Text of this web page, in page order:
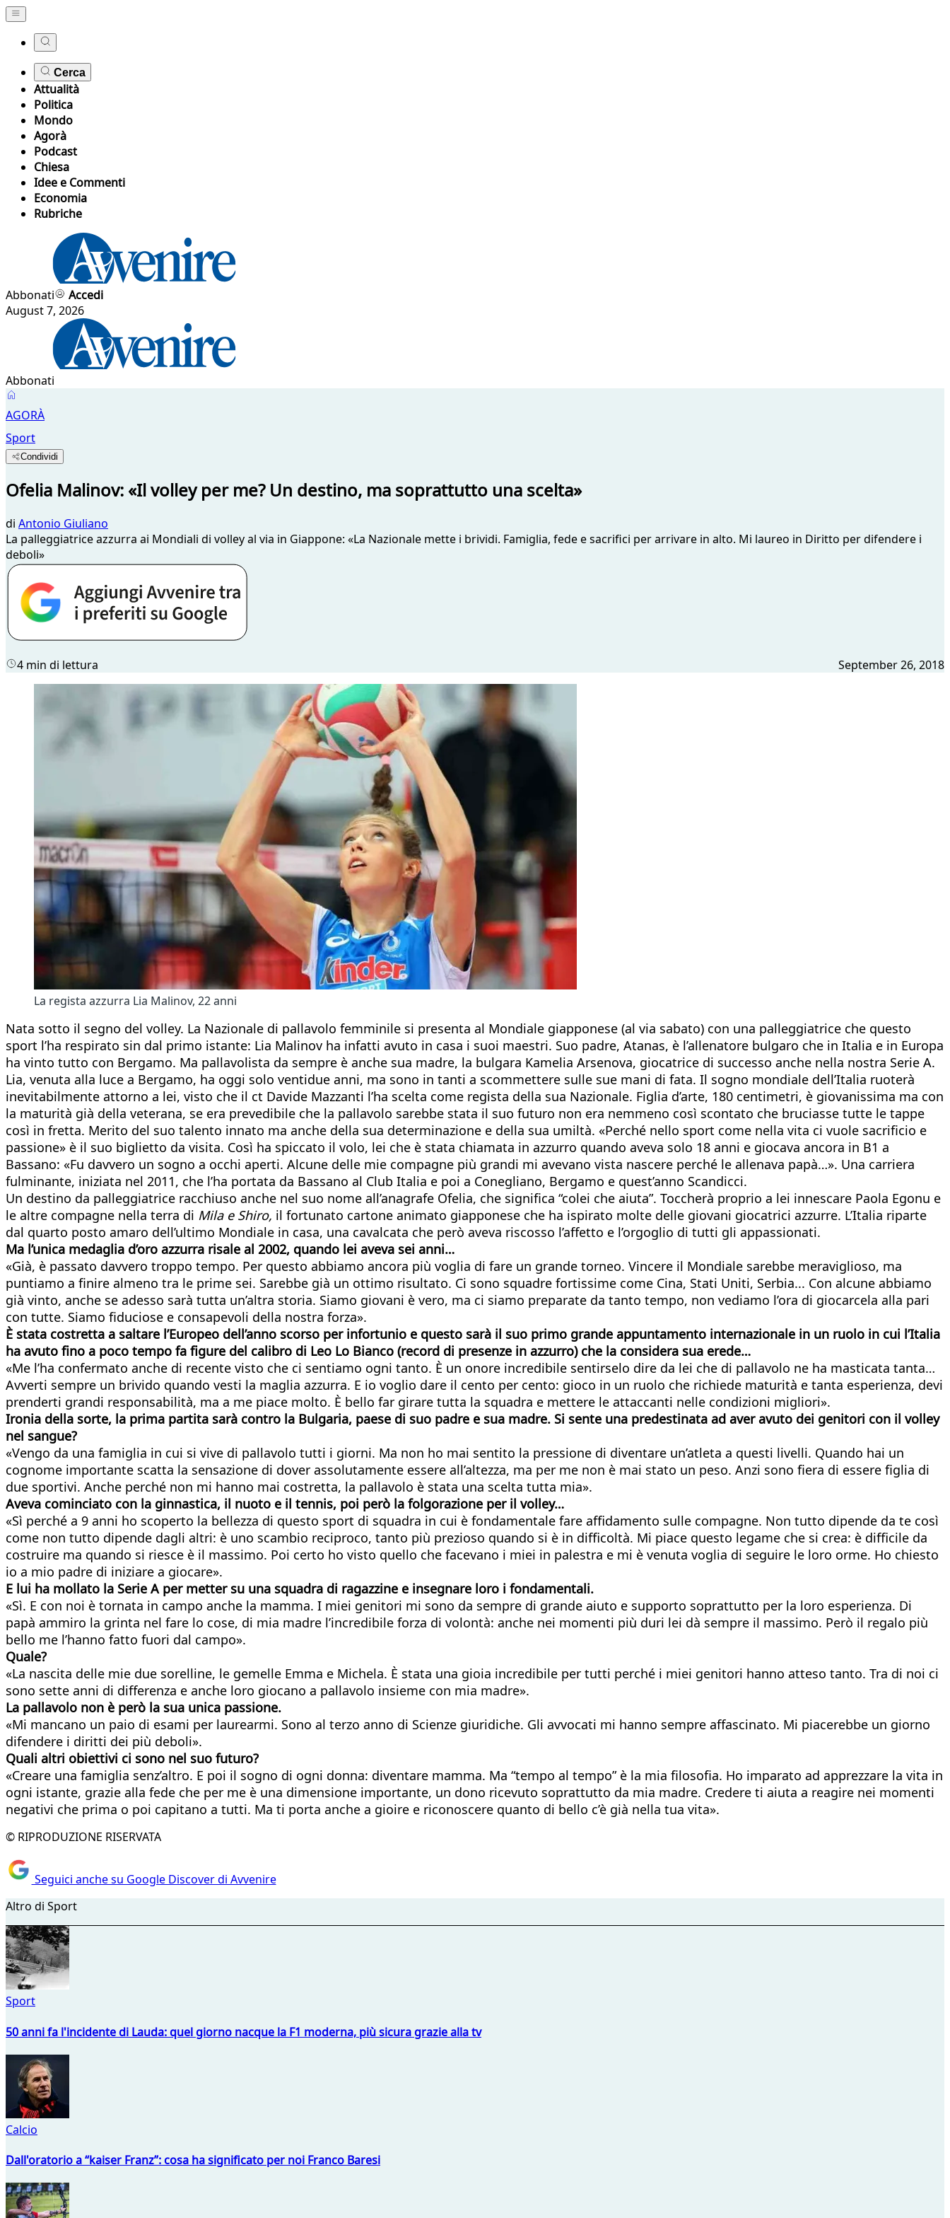
Cerca
Attualità
Politica
Mondo
Agorà
Podcast
Chiesa
Idee e Commenti
Economia
Rubriche
Abbonati
Accedi
August 7, 2026
Abbonati
AGORÀ
Sport
Condividi
Ofelia Malinov: «Il volley per me? Un destino, ma soprattutto una scelta»
di Antonio Giuliano
La palleggiatrice azzurra ai Mondiali di volley al via in Giappone: «La Nazionale mette i brividi. Famiglia, fede e sacrifici per arrivare in alto. Mi laureo in Diritto per difendere i
deboli»
4 min di lettura September 26, 2018
La regista azzurra Lia Malinov, 22 anni
Nata sotto il segno del volley. La Nazionale di pallavolo femminile si presenta al Mondiale giapponese (al via sabato) con una palleggiatrice che questo
sport l’ha respirato sin dal primo istante: Lia Malinov ha infatti avuto in casa i suoi maestri. Suo padre, Atanas, è l’allenatore bulgaro che in Italia e in Europa
ha vinto tutto con Bergamo. Ma pallavolista da sempre è anche sua madre, la bulgara Kamelia Arsenova, giocatrice di successo anche nella nostra Serie A.
Lia, venuta alla luce a Bergamo, ha oggi solo ventidue anni, ma sono in tanti a scommettere sulle sue mani di fata. Il sogno mondiale dell’Italia ruoterà
inevitabilmente attorno a lei, visto che il ct Davide Mazzanti l’ha scelta come regista della sua Nazionale. Figlia d’arte, 180 centimetri, è giovanissima ma con
la maturità già della veterana, se era prevedibile che la pallavolo sarebbe stata il suo futuro non era nemmeno così scontato che bruciasse tutte le tappe
così in fretta. Merito del suo talento innato ma anche della sua determinazione e della sua umiltà. «Perché nello sport come nella vita ci vuole sacrificio e
passione» è il suo biglietto da visita. Così ha spiccato il volo, lei che è stata chiamata in azzurro quando aveva solo 18 anni e giocava ancora in B1 a
Bassano: «Fu davvero un sogno a occhi aperti. Alcune delle mie compagne più grandi mi avevano vista nascere perché le allenava papà…». Una carriera
fulminante, iniziata nel 2011, che l’ha portata da Bassano al Club Italia e poi a Conegliano, Bergamo e quest’anno Scandicci.
Un destino da palleggiatrice racchiuso anche nel suo nome all’anagrafe Ofelia, che significa “colei che aiuta”. Toccherà proprio a lei innescare Paola Egonu e
le altre compagne nella terra di Mila e Shiro, il fortunato cartone animato giapponese che ha ispirato molte delle giovani giocatrici azzurre. L’Italia riparte
dal quarto posto amaro dell’ultimo Mondiale in casa, una cavalcata che però aveva riscosso l’affetto e l’orgoglio di tutti gli appassionati.
Ma l’unica medaglia d’oro azzurra risale al 2002, quando lei aveva sei anni…
«Già, è passato davvero troppo tempo. Per questo abbiamo ancora più voglia di fare un grande torneo. Vincere il Mondiale sarebbe meraviglioso, ma
puntiamo a finire almeno tra le prime sei. Sarebbe già un ottimo risultato. Ci sono squadre fortissime come Cina, Stati Uniti, Serbia... Con alcune abbiamo
già vinto, anche se adesso sarà tutta un’altra storia. Siamo giovani è vero, ma ci siamo preparate da tanto tempo, non vediamo l’ora di giocarcela alla pari
con tutte. Siamo fiduciose e consapevoli della nostra forza».
È stata costretta a saltare l’Europeo dell’anno scorso per infortunio e questo sarà il suo primo grande appuntamento internazionale in un ruolo in cui l’Italia
ha avuto fino a poco tempo fa figure del calibro di Leo Lo Bianco (record di presenze in azzurro) che la considera sua erede…
«Me l’ha confermato anche di recente visto che ci sentiamo ogni tanto. È un onore incredibile sentirselo dire da lei che di pallavolo ne ha masticata tanta…
Avverti sempre un brivido quando vesti la maglia azzurra. E io voglio dare il cento per cento: gioco in un ruolo che richiede maturità e tanta esperienza, devi
prenderti grandi responsabilità, ma a me piace molto. È bello far girare tutta la squadra e mettere le attaccanti nelle condizioni migliori».
Ironia della sorte, la prima partita sarà contro la Bulgaria, paese di suo padre e sua madre. Si sente una predestinata ad aver avuto dei genitori con il volley
nel sangue?
«Vengo da una famiglia in cui si vive di pallavolo tutti i giorni. Ma non ho mai sentito la pressione di diventare un’atleta a questi livelli. Quando hai un
cognome importante scatta la sensazione di dover assolutamente essere all’altezza, ma per me non è mai stato un peso. Anzi sono fiera di essere figlia di
due sportivi. Anche perché non mi hanno mai costretta, la pallavolo è stata una scelta tutta mia».
Aveva cominciato con la ginnastica, il nuoto e il tennis, poi però la folgorazione per il volley…
«Sì perché a 9 anni ho scoperto la bellezza di questo sport di squadra in cui è fondamentale fare affidamento sulle compagne. Non tutto dipende da te così
come non tutto dipende dagli altri: è uno scambio reciproco, tanto più prezioso quando si è in difficoltà. Mi piace questo legame che si crea: è difficile da
costruire ma quando si riesce è il massimo. Poi certo ho visto quello che facevano i miei in palestra e mi è venuta voglia di seguire le loro orme. Ho chiesto
io a mio padre di iniziare a giocare».
E lui ha mollato la Serie A per metter su una squadra di ragazzine e insegnare loro i fondamentali.
«Sì. E con noi è tornata in campo anche la mamma. I miei genitori mi sono da sempre di grande aiuto e supporto soprattutto per la loro esperienza. Di
papà ammiro la grinta nel fare lo cose, di mia madre l’incredibile forza di volontà: anche nei momenti più duri lei dà sempre il massimo. Però il regalo più
bello me l’hanno fatto fuori dal campo».
Quale?
«La nascita delle mie due sorelline, le gemelle Emma e Michela. È stata una gioia incredibile per tutti perché i miei genitori hanno atteso tanto. Tra di noi ci
sono sette anni di differenza e anche loro giocano a pallavolo insieme con mia madre».
La pallavolo non è però la sua unica passione.
«Mi mancano un paio di esami per laurearmi. Sono al terzo anno di Scienze giuridiche. Gli avvocati mi hanno sempre affascinato. Mi piacerebbe un giorno
difendere i diritti dei più deboli».
Quali altri obiettivi ci sono nel suo futuro?
«Creare una famiglia senz’altro. E poi il sogno di ogni donna: diventare mamma. Ma “tempo al tempo” è la mia filosofia. Ho imparato ad apprezzare la vita in
ogni istante, grazie alla fede che per me è una dimensione importante, un dono ricevuto soprattutto da mia madre. Credere ti aiuta a reagire nei momenti
negativi che prima o poi capitano a tutti. Ma ti porta anche a gioire e riconoscere quanto di bello c’è già nella tua vita».
© RIPRODUZIONE RISERVATA
Seguici anche su Google Discover di Avvenire
Altro di Sport
Sport
50 anni fa l'incidente di Lauda: quel giorno nacque la F1 moderna, più sicura grazie alla tv
Calcio
Dall'oratorio a “kaiser Franz”: cosa ha significato per noi Franco Baresi